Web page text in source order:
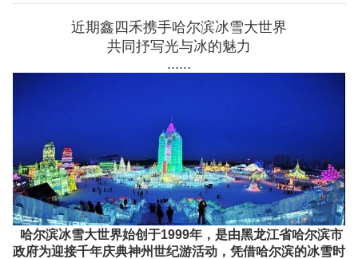
近期鑫四禾携手哈尔滨冰雪大世界
共同抒写光与冰的魅力
......
哈尔滨冰雪大世界始创于1999年，是由黑龙江省哈尔滨市
政府为迎接千年庆典神州世纪游活动，凭借哈尔滨的冰雪时